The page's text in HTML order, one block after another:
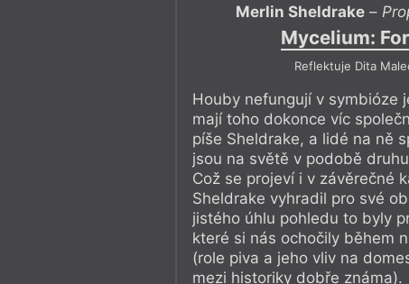
Merlin Sheldrake –
Mycelium:
Reflektuje Dita
Houby nefungují v symbióze
mají toho dokonce víc
píše Sheldrake, a lidé na ně
jsou na světě v podobě
Což se projeví i v závěrečné
Sheldrake vyhradil pro své
jistého úhlu pohledu to byly
které si nás ochočily během
(role piva a jeho vliv na
mezi historiky dobře známa).